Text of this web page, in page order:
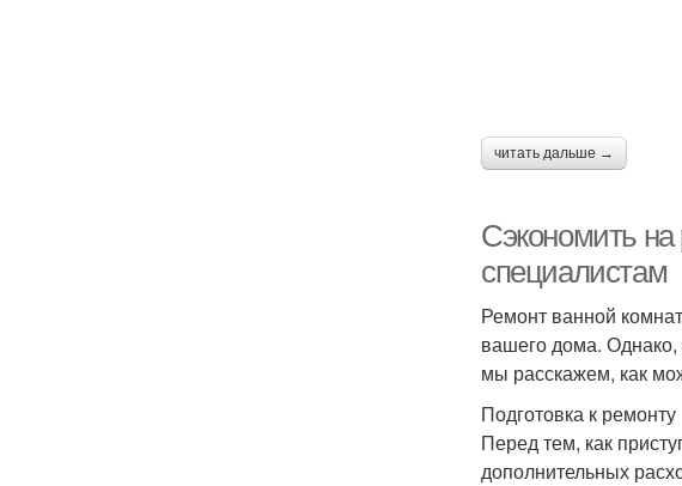
читать дальше →
Сэкономить
специалистам
Ремонт ванной
вашего дома. Однако,
мы расскажем, как
Подготовка к ремонту
Перед тем, как
дополнительных